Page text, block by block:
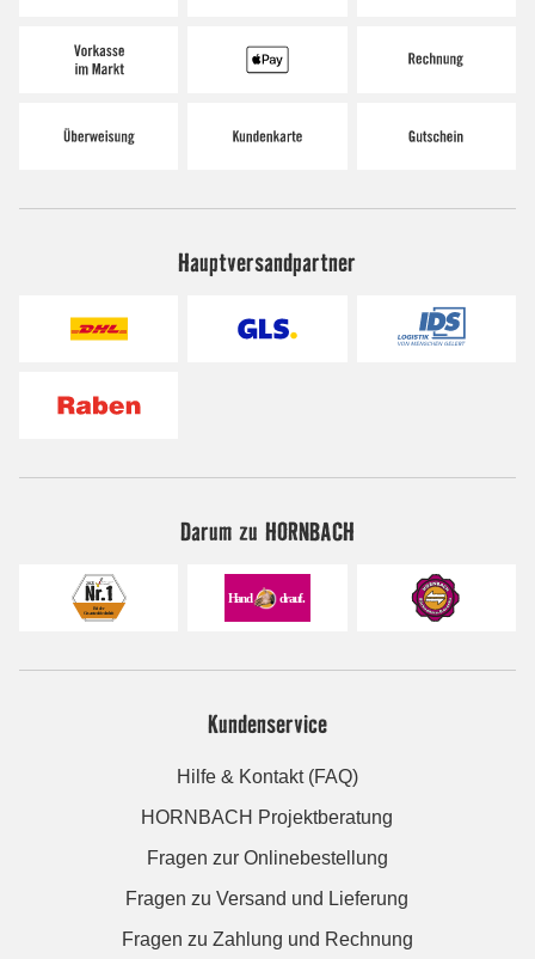
Hauptversandpartner
Darum zu HORNBACH
Kundenservice
Hilfe & Kontakt (FAQ)
HORNBACH Projektberatung
Fragen zur Onlinebestellung
Fragen zu Versand und Lieferung
Fragen zu Zahlung und Rechnung